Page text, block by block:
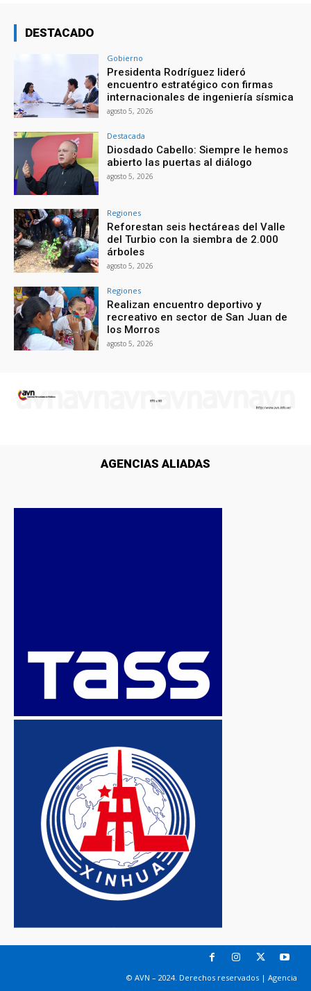
DESTACADO
Gobierno
Presidenta Rodríguez lideró
encuentro estratégico con firmas
internacionales de ingeniería sísmica
agosto 5, 2026
Destacada
Diosdado Cabello: Siempre le hemos
abierto las puertas al diálogo
agosto 5, 2026
Regiones
Reforestan seis hectáreas del Valle
del Turbio con la siembra de 2.000
árboles
agosto 5, 2026
Regiones
Realizan encuentro deportivo y
recreativo en sector de San Juan de
los Morros
agosto 5, 2026
AGENCIAS ALIADAS
© AVN – 2024. Derechos reservados | Agencia